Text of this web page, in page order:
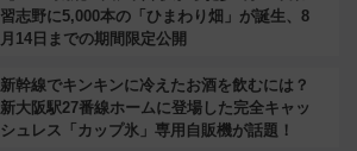
習志野に5,000本の「ひまわり畑」が誕生、8
月14日までの期間限定公開
新幹線でキンキンに冷えたお酒を飲むには？
新大阪駅27番線ホームに登場した完全キャッ
シュレス「カップ氷」専用自販機が話題！